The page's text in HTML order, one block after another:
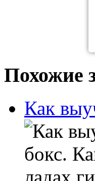
Похожие
Как
бокс.